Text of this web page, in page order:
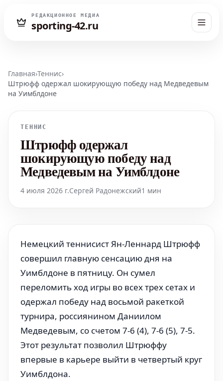
РЕДАКЦИОННОЕ МЕДИА
sporting-42.ru
Главная›Теннис›
Штрюфф одержал шокирующую победу над Медведевым
на Уимблдоне
ТЕННИС
Штрюфф одержал
шокирующую победу над
Медведевым на Уимблдоне
4 июля 2026 г.Сергей Радонежский1 мин
Немецкий теннисист Ян-Леннард Штрюфф
совершил главную сенсацию дня на
Уимблдоне в пятницу. Он сумел
переломить ход игры во всех трех сетах и
одержал победу над восьмой ракеткой
турнира, россиянином Даниилом
Медведевым, со счетом 7-6 (4), 7-6 (5), 7-5.
Этот результат позволил Штрюффу
впервые в карьере выйти в четвертый круг
Уимблдона.